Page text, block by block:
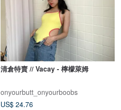
清倉特賣 // Vacay - 檸檬萊姆
onyourbutt_onyourboobs
US$ 24.76